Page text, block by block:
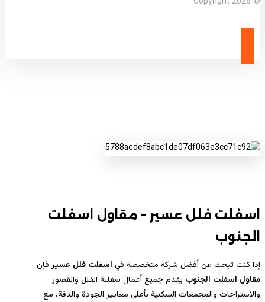
اسفلت فلل عسير – مقاول اسفلت
الجنوب
إذا كنت تبحث عن أفضل شركة متخصصة في اسفلت فلل عسير فإن
مقاول اسفلت الجنوب يقدم جميع أعمال سفلتة الفلل والقصور
والاستراحات والمجمعات السكنية بأعلى معايير الجودة والدقة، مع